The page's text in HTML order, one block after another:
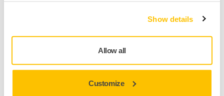
Show details
Allow all
Customize
réduits au minimum. Il faut aussi peu de temps que le
changement d'un abrasif pour changer une batterie d'une
batterie vide à une batterie complètement chargée, et les
batteries Li-ion 10,8 V de Mirka ne prennent que 45 minutes